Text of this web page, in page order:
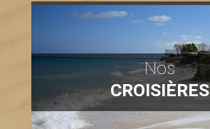
Nos
CROISIÈRES